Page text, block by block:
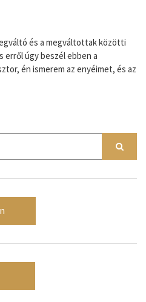
és a megváltottak közötti
erről úgy beszél ebben a
én ismerem az enyéimet, és az